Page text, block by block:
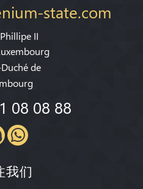
state.com
II
de
08 08 88
我们